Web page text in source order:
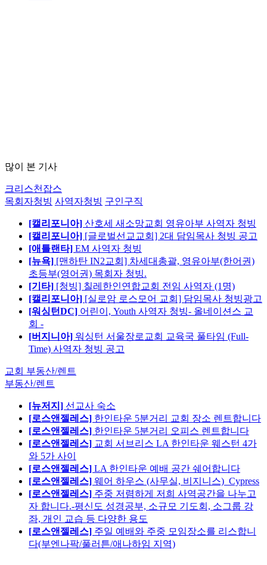
많이 본 기사
크리스천잡스
목회자청빙 사역자청빙 구인구직
[캘리포니아] 산호세 새소망교회 영유아부 사역자 청빙
[캘리포니아] [글로벌선교교회] 2대 담임목사 청빙 공고
[애틀랜타] EM 사역자 청빙
[뉴욕] [맨하탄 IN2교회] 차세대총괄, 영유아부(한어권)
초등부(영어권) 목회자 청빙.
[기타] [청빙] 칠레한인연합교회 전임 사역자 (1명)
[캘리포니아] [실로암 로스모어 교회] 담임목사 청빙광고
[워싱턴DC] 어린이, Youth 사역자 청빙- 올네이션스 교
회 -
[버지니아] 워싱턴 서울장로교회 교육국 풀타임 (Full-
Time) 사역자 청빙 공고
교회 부동산/렌트
부동산/렌트
[뉴저지] 선교사 숙소
[로스앤젤레스] 한인타운 5분거리 교회 장소 렌트합니다
[로스앤젤레스] 한인타운 5분거리 오피스 렌트합니다
[로스앤젤레스] 교회 서브리스 LA 한인타운 웨스턴 4가
와 5가 사이
[로스앤젤레스] LA 한인타운 예배 공간 쉐어합니다
[로스앤젤레스] 웨어 하우스 (사무실, 비지니스)_Cypress
[로스앤젤레스] 주중 저렴하게 저희 사역공간을 나누고
자 합니다.-평신도 성경공부, 소규모 기도회, 소그룹 강
좌, 개인 교습 등 다양한 용도
[로스앤젤레스] 주일 예배와 주중 모임장소를 리스합니
다(부엔나팍/풀러튼/애나하임 지역)